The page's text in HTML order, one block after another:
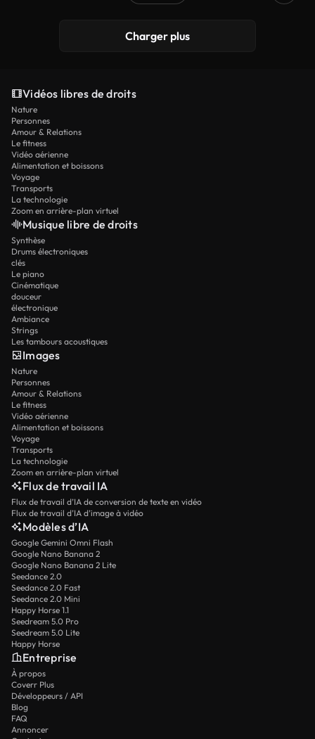
Charger plus
Vidéos libres de droits
Nature
Personnes
Amour & Relations
Le fitness
Vidéo aérienne
Alimentation et boissons
Voyage
Transports
La technologie
Zoom en arrière-plan virtuel
Musique libre de droits
Synthèse
Drums électroniques
clés
Le piano
Cinématique
douceur
électronique
Ambiance
Strings
Les tambours acoustiques
Images
Nature
Personnes
Amour & Relations
Le fitness
Vidéo aérienne
Alimentation et boissons
Voyage
Transports
La technologie
Zoom en arrière-plan virtuel
Flux de travail IA
Flux de travail d’IA de conversion de texte en vidéo
Flux de travail d’IA d’image à vidéo
Modèles d’IA
Google Gemini Omni Flash
Google Nano Banana 2
Google Nano Banana 2 Lite
Seedance 2.0
Seedance 2.0 Fast
Seedance 2.0 Mini
Happy Horse 1.1
Seedream 5.0 Pro
Seedream 5.0 Lite
Happy Horse
Entreprise
À propos
Coverr Plus
Développeurs / API
Blog
FAQ
Annoncer